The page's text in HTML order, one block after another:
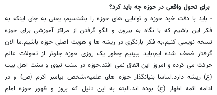
برای تحول واقعی در حوزه چه باید کرد؟
- باید با دقت خود حوزه و توانایی های حوزه را بشناسیم، یعنی به جای اینکه به
فکر این باشیم که با نگاه به بیرون و الگو گرفتن از مراکز آموزشی برای حوزه
نسخه نویسی کنیم،به فکر بازنگری در ریشه ها و هویت اصلی حوزه باشیم.ما الان
گرفتار ضعف شده ایم،باید ببینیم چطور یک روزی حوزه جلوتر از تحولات عالم
حرکت می کرده و امروز این اتفاق نمی افتد.حوزه در سنت نبوی و سنت اهل بیت
(ع) ریشه دارد.اساسا بنیانگذار حوزه های علمیه،شخص پیامبر اکرم (ص) و در
ادامه ائمه اطهار (ع) بوده اند.البته به این دلیل که بروز و ظهور حوزه امام